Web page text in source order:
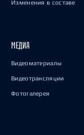
Изменения в составе
МЕДИА
Видеоматериалы
Видеотрансляции
Фотогалерея